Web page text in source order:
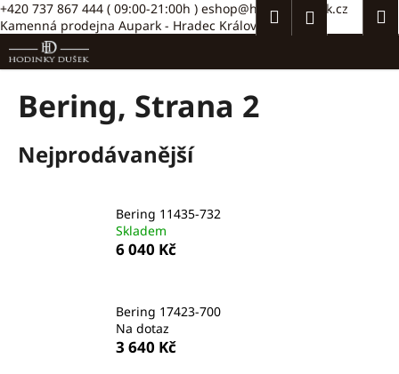
Přejít
na
+420 737 867 444 ( 09:00-21:00h ) eshop@hodinkydusek.cz
Kamenná prodejna Aupark - Hradec Králové >>
HledatPřihlášení
Bering, Strana 2
Nejprodávanější
Bering 11435-732
Skladem
6 040 Kč
Bering 17423-700
Na dotaz
3 640 Kč
K
o
š
í
Zpět
Zpět
C
o
p
o